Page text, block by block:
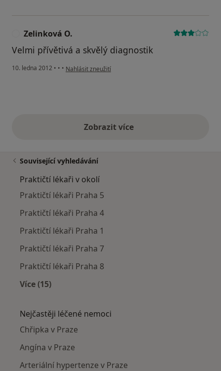
Zelinková O.
Velmi přívětivá a skvělý diagnostik
10. ledna 2012 • • • podle názoru uživatele Zelinková O.
Nahlásit zneužití
Zobrazit vícevýše uvedené názory
Související vyhledávání
Praktičtí lékaři v okolí
Praktičtí lékaři Praha 5
Praktičtí lékaři Praha 4
Praktičtí lékaři Praha 1
Praktičtí lékaři Praha 7
Praktičtí lékaři Praha 8
Více (15)
Nejčastěji léčené nemoci
Chřipka v Praze
Angína v Praze
Arteriální hypertenze v Praze